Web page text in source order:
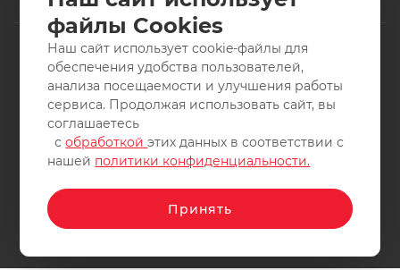
2011-2026 © интернет-магазин спортивных товаров
ВелоСаратов. Не является публичной офертой. Все права
защищены. Заимствование материалов и фотографий
запрещено.
файлы Cookies
Наш сайт использует cookie-файлы для
обеспечения удобства пользователей,
анализа посещаемости и улучшения работы
сервиса. Продолжая использовать сайт, вы
соглашаетесь
собработкойэтих данных в соответствии с
нашей политики конфиденциальности.
Принять